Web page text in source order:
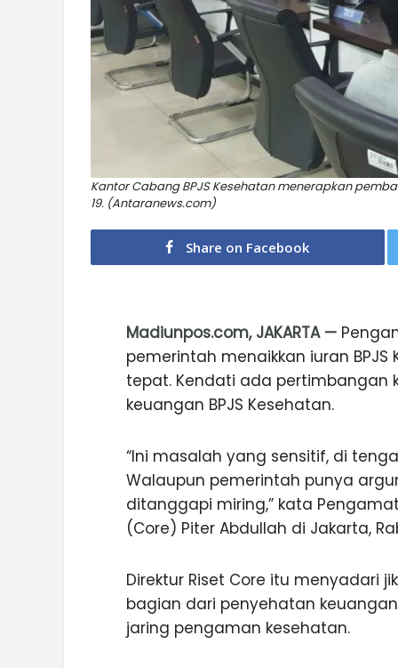
Kantor Cabang BPJS Kesehatan menerapkan
19. (Antaranews.com)
Share on Facebook
Madiunpos.com, JAKARTA —
pemerintah menaikkan iuran
tepat. Kendati ada pertimbangan
keuangan BPJS Kesehatan.
“Ini masalah yang sensitif, di
Walaupun pemerintah punya
ditanggapi miring,” kata
(Core) Piter Abdullah di Jakarta,
Direktur Riset Core itu menyadari
bagian dari penyehatan
jaring pengaman kesehatan.